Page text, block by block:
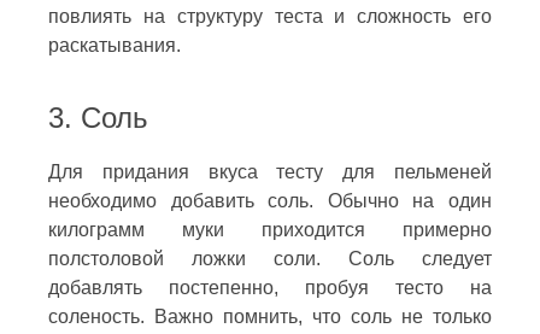
повлиять на структуру теста и сложность его
раскатывания.
3. Соль
Для придания вкуса тесту для пельменей
необходимо добавить соль. Обычно на один
килограмм муки приходится примерно
полстоловой ложки соли. Соль следует
добавлять постепенно, пробуя тесто на
соленость. Важно помнить, что соль не только